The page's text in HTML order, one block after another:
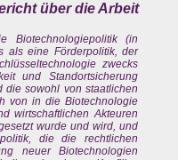
über die Arbeit
Biotechnologiepolitik (in
als eine Förderpolitik, der
zwecks
und Standortsicherung
die sowohl von staatlichen
von in die Biotechnologie
wirtschaftlichen Akteuren
wurde und wird, und
die die rechtlichen
neuer Biotechnologien